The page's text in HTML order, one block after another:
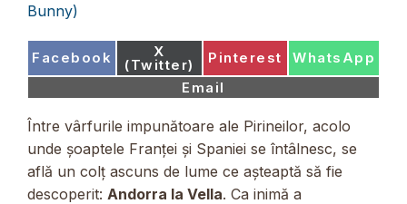
Bunny)
Share
Facebook Share
on
X
(Twitter) Share
Pinterest Share
WhatsApp
Share
on
Email
Între vârfurile impunătoare ale Pirineilor, acolo
unde șoaptele Franței și Spaniei se întâlnesc, se
află un colț ascuns de lume ce așteaptă să fie
descoperit: Andorra la Vella. Ca inimă a